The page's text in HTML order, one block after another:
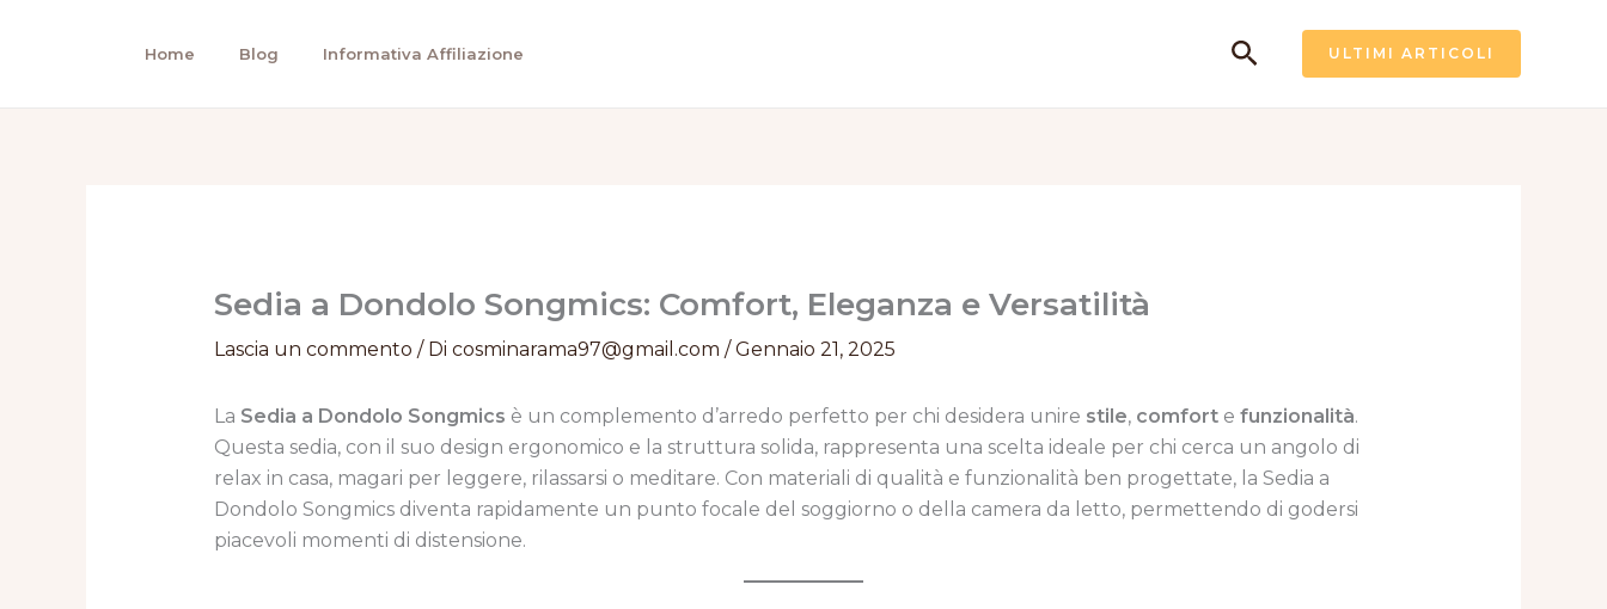
Home Blog Informativa Affiliazione Cerca ULTIMI ARTICOLI
Sedia a Dondolo Songmics: Comfort, Eleganza e Versatilità
Lascia un commento / Di cosminarama97@gmail.com /Gennaio 21, 2025
La Sedia a Dondolo Songmics è un complemento d’arredo perfetto per chi desidera unire stile, comforte funzionalità.
Questa sedia, con il suo design ergonomico e la struttura solida, rappresenta una scelta ideale per chi cerca un angolo di
relax in casa, magari per leggere, rilassarsi o meditare. Con materiali di qualità e funzionalità ben progettate, la Sedia a
Dondolo Songmics diventa rapidamente un punto focale del soggiorno o della camera da letto, permettendo di godersi
piacevoli momenti di distensione.